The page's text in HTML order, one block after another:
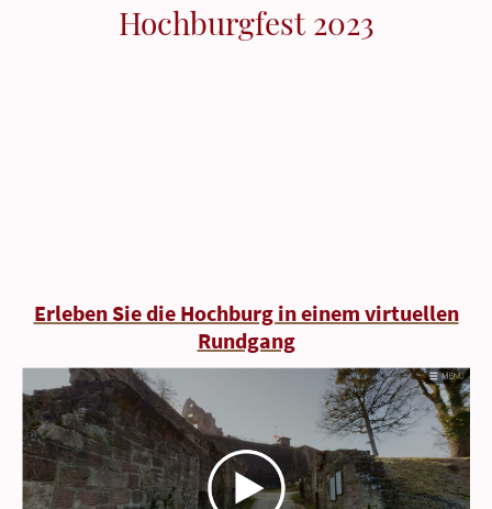
Hochburgfest 2023
Erleben Sie die Hochburg in einem virtuellen
Rundgang